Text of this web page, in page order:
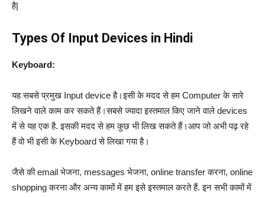
है|
Types Of Input Devices in Hindi
Keyboard:
यह सबसे प्रमुख Input device है।इसी के मदद से हम Computer के सारे
लिखने वाले काम कर सकते हैं।सबसे ज्यादा इस्तमाल किए जाने वाले devices
में से यह एक है. इसकी मदद से हम कुछ भी लिख सकते हैं।आप जो अभी पढ़ रहे
हैं वो भी इसी के Keyboard से लिखा गया है।
जैसे की email भेजना, messages भेजना, online transfer करना, online
shopping करना और अन्य कामों में हम इसे इस्तमाल करते हैं. इन सभी कामों में